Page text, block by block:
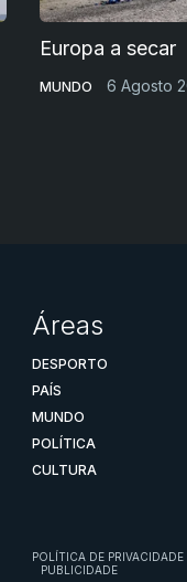
Europa a secar
MUNDO 6 Agosto
Áreas
DESPORTO
PAÍS
MUNDO
POLÍTICA
CULTURA
POLÍTICA DE PRIVACIDADE
PUBLICIDADE